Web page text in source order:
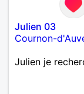
Julien 03
Cournon-
Julien je